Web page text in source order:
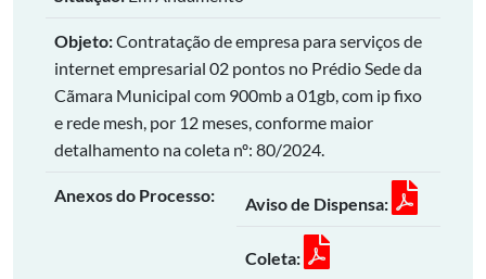
Objeto:Contratação de empresa para serviços de
internet empresarial 02 pontos no Prédio Sede da
Cãmara Municipal com 900mb a 01gb, com ip fixo
e rede mesh, por 12 meses, conforme maior
detalhamento na coleta nº: 80/2024.
Anexos do Processo: Aviso de Dispensa:
Coleta: